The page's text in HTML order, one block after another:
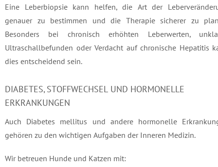
Eine Leberbiopsie kann helfen, die Art der
genauer zu bestimmen und die Therapie sicherer zu
Besonders bei chronisch erhöhten Leberwerten,
Ultraschallbefunden oder Verdacht auf chronische Hepatitis
dies entscheidend sein.
DIABETES, STOFFWECHSEL UND HORMONELLE
ERKRANKUNGEN
Auch Diabetes mellitus und andere hormonelle
gehören zu den wichtigen Aufgaben der Inneren Medizin.
Wir betreuen Hunde und Katzen mit: